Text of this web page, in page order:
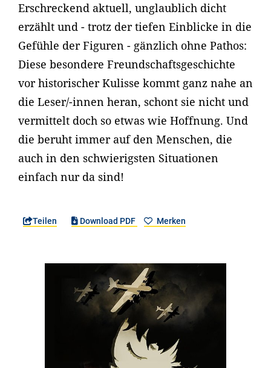
Erschreckend aktuell, unglaublich dicht
erzählt und - trotz der tiefen Einblicke in die
Gefühle der Figuren - gänzlich ohne Pathos:
Diese besondere Freundschaftsgeschichte
vor historischer Kulisse kommt ganz nahe an
die Leser/-innen heran, schont sie nicht und
vermittelt doch so etwas wie Hoffnung. Und
die beruht immer auf den Menschen, die
auch in den schwierigsten Situationen
einfach nur da sind!
Teilen Download PDF Merken